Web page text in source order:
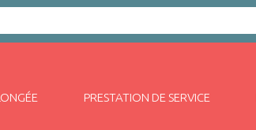
PRESTATION DE SERVICE